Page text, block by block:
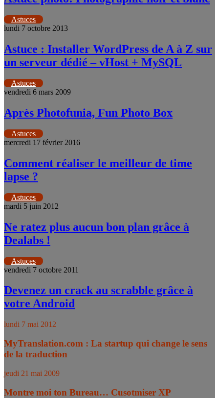
Astuces
lundi 7 octobre 2013
Astuce : Installer WordPress de A à Z sur
un serveur dédié – vHost + MySQL
Astuces
vendredi 6 mars 2009
Après Photofunia, Fun Photo Box
Astuces
mercredi 17 février 2016
Comment réaliser le meilleur de time
lapse ?
Astuces
mardi 5 juin 2012
Ne ratez plus aucun bon plan grâce à
Dealabs !
Astuces
vendredi 7 octobre 2011
Devenez un crack au scrabble grâce à
votre Android
lundi 7 mai 2012
MyTranslation.com : La startup qui change le sens
de la traduction
jeudi 21 mai 2009
Montre moi ton Bureau… Cusotmiser XP